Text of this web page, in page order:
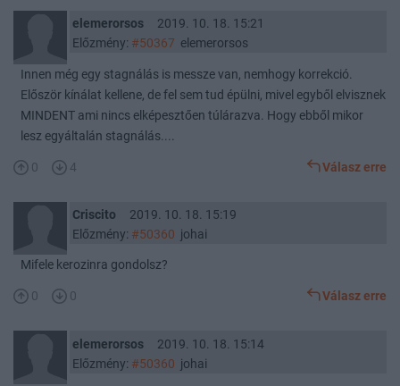
elemerorsos
2019. 10. 18. 15:21
Előzmény: #50367 elemerorsos
Innen még egy stagnálás is messze van, nemhogy korrekció.
Először kínálat kellene, de fel sem tud épülni, mivel egyből elvisznek
MINDENT ami nincs elképesztően túlárazva. Hogy ebből mikor
lesz egyáltalán stagnálás....
0 4 Válasz erre
Criscito
2019. 10. 18. 15:19
Előzmény: #50360 johai
Mifele kerozinra gondolsz?
0 0 Válasz erre
elemerorsos
2019. 10. 18. 15:14
Előzmény: #50360 johai